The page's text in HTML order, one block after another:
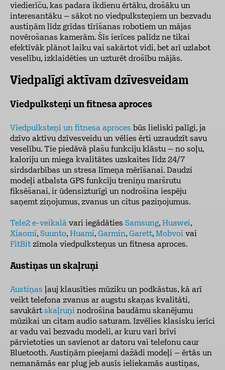
viedierīču, kas padara ikdienu ērtāku, drošāku un
interesantāku – sākot no viedpulksteņiem un bezvadu
austiņām līdz grīdas tīrīšanas robotiem un mājas
novērošanas kamerām. Šīs ierīces palīdz ne tikai
efektīvāk plānot laiku vai sakārtot vidi, bet arī uzlabot
veselību, izklaidēties un uzturēt drošību mājās.
Viedpalīgi aktīvam dzīvesveidam
Viedpulksteņi un fitnesa aproces
Viedpulksteņi un fitnesa aproces būs lieliski palīgi, ja
dzīvo aktīvu dzīvesveidu un vēlies ērti uzraudzīt savu
veselību. Tie piedāvā plašu funkciju klāstu – no soļu,
kaloriju un miega kvalitātes uzskaites līdz 24/7
sirdsdarbības un stresa līmeņa mērīšanai. Daudzi
modeļi atbalsta GPS funkciju treniņu maršrutu
fiksēšanai, ir ūdensizturīgi un nodrošina iespēju
saņemt ziņojumus, zvanus un citus paziņojumus.
Tele2 e-veikalā vari iegādāties Samsung, Huawei,
Xiaomi, Suunto, Huami, Garmin, Garett, Mobvoi vai
FitBit zīmola viedpulksteņus un fitnesa aproces.
Austiņas un skaļruņi
Austiņas ļauj klausīties mūziku un podkāstus, kā arī
veikt telefona zvanus ar augstu skaņas kvalitāti,
savukārt skaļruņi nodrošina baudāmu skanējumu
mūzikai un citam audio saturam. Izvēlies klasisku ierīci
ar vadu vai bezvadu modeli, ar kuru vari brīvi
pārvietoties un savienot ar datoru vai telefonu caur
Bluetooth. Austiņām pieejami dažādi modeļi – ērtās un
nemanāmās ear plug jeb ausīs ieliekamās austiņas,